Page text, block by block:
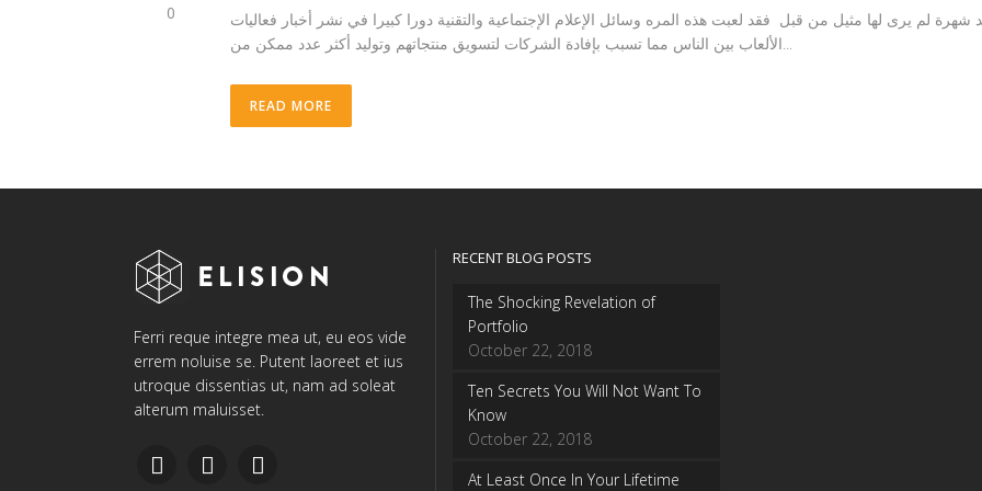
0
الماضي توديع اولمبياد لندن 2012 الذي شهد شهرة لم يرى لها مثيل من قبل فقد لعبت هذه المره وسائل الإعلام الإجتماعية والتقنية دورا كبيرا في نشر أخبار فعاليات
الألعاب بين الناس مما تسبب بإفادة الشركات لتسويق منتجاتهم وتوليد أكثر عدد ممكن من...
READ MORE
Ferri reque integre mea ut, eu eos vide
errem noluise se. Putent laoreet et ius
utroque dissentias ut, nam ad soleat
alterum maluisset.
RECENT BLOG POSTS
The Shocking Revelation of
Portfolio
October 22, 2018
Ten Secrets You Will Not Want To
Know
October 22, 2018
At Least Once In Your Lifetime